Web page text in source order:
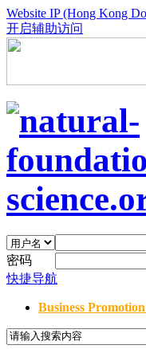
Website IP (Hong Kong
开启辅助访问
密码
快捷导航
Business